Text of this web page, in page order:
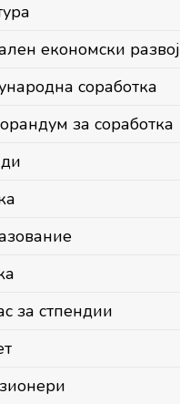
економски развој
соработка
за соработка
за стпендии